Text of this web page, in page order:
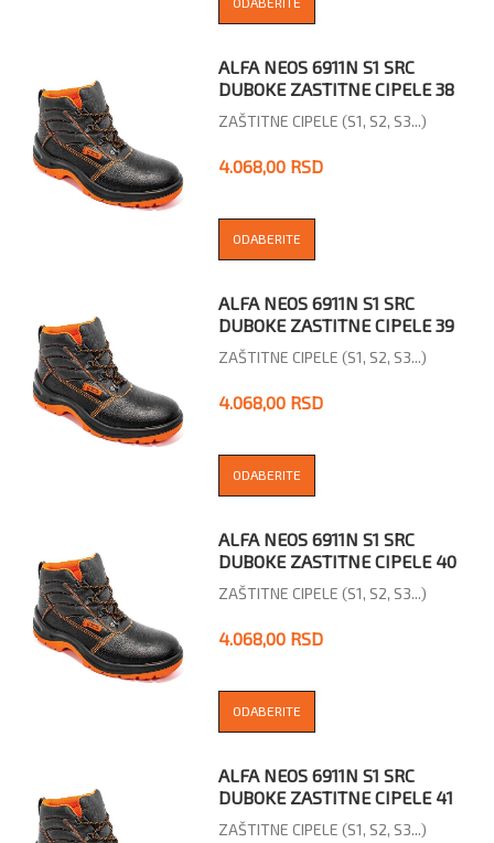
ALFA NEOS 6911N S1 SRC
DUBOKE ZASTITNE CIPELE 38
ZAŠTITNE CIPELE (S1, S2, S3...)
4.068,00 RSD
ODABERITE
ALFA NEOS 6911N S1 SRC
DUBOKE ZASTITNE CIPELE 39
ZAŠTITNE CIPELE (S1, S2, S3...)
4.068,00 RSD
ODABERITE
ALFA NEOS 6911N S1 SRC
DUBOKE ZASTITNE CIPELE 40
ZAŠTITNE CIPELE (S1, S2, S3...)
4.068,00 RSD
ODABERITE
ALFA NEOS 6911N S1 SRC
DUBOKE ZASTITNE CIPELE 41
ZAŠTITNE CIPELE (S1, S2, S3...)